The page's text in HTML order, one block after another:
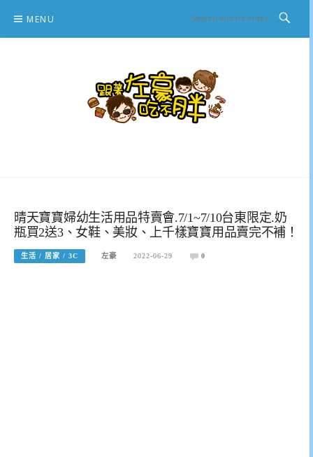
content
MENU
晴天寶寶婦幼生活用品特賣會.7/1~7/10台東限定.奶
瓶買2送3、女鞋、美妝、上千樣寶寶用品賣完不補！
生活 / 居家 / 3C 左豪 2022-06-29 0